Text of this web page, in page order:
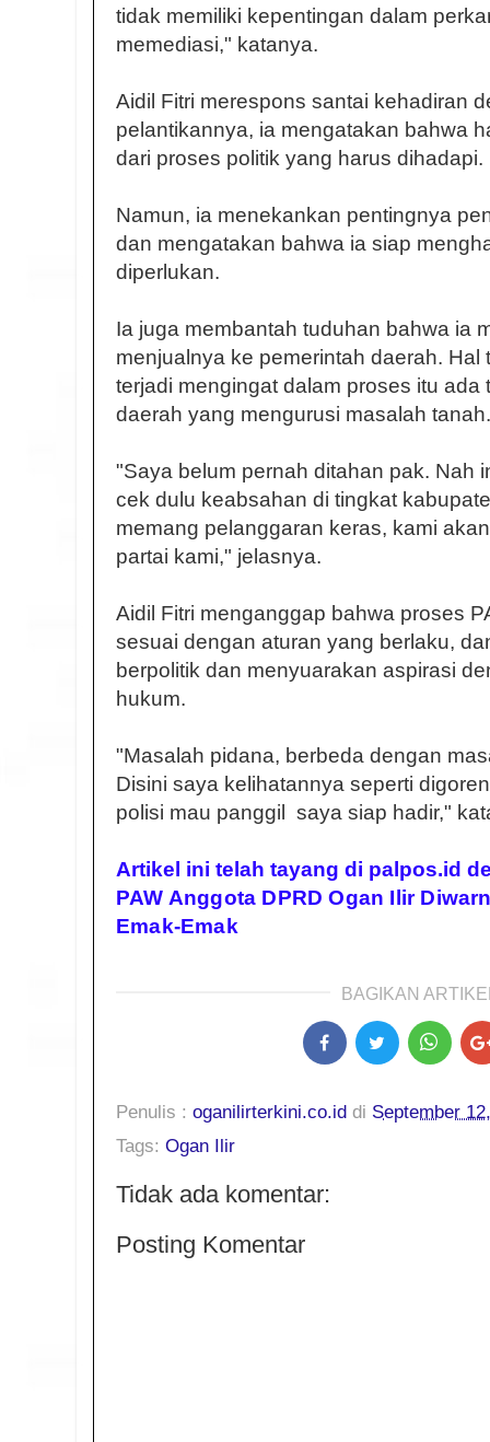
tidak memiliki kepentingan dalam
memediasi," katanya.
Aidil Fitri merespons santai kehadiran
pelantikannya, ia mengatakan bahwa
dari proses politik yang harus dihadapi.
Namun, ia menekankan pentingnya
dan mengatakan bahwa ia siap
diperlukan.
Ia juga membantah tuduhan bahwa ia
menjualnya ke pemerintah daerah. Hal
terjadi mengingat dalam proses itu ada
daerah yang mengurusi masalah tanah.
"Saya belum pernah ditahan pak. Nah
cek dulu keabsahan di tingkat
memang pelanggaran keras, kami
partai kami," jelasnya.
Aidil Fitri menganggap bahwa proses
sesuai dengan aturan yang berlaku,
berpolitik dan menyuarakan aspirasi
hukum.
"Masalah pidana, berbeda dengan
Disini saya kelihatannya seperti
polisi mau panggil saya siap hadir,"
Artikel ini telah tayang di palpos.id
PAW Anggota DPRD Ogan Ilir
Emak-Emak
BAGIKAN
Penulis : oganilirterkini.co.id di September
Tags: Ogan Ilir
Tidak ada komentar:
Posting Komentar